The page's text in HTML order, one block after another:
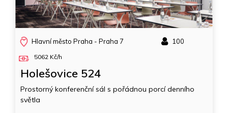
Hlavní město Praha - Praha 7 100
5062 Kč/h
Holešovice 524
Prostorný konferenční sál s pořádnou porcí denního
světla